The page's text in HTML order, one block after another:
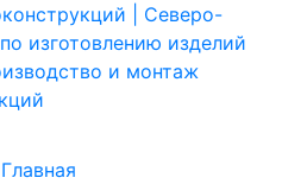
Главная